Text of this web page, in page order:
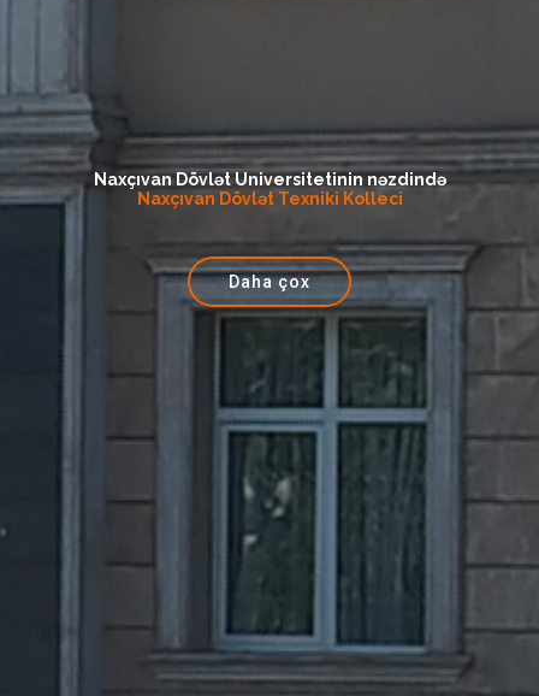
Naxçıvan Dövlət Universitetinin nəzdində
Naxçıvan Dövlət Texniki Kolleci
Daha çox